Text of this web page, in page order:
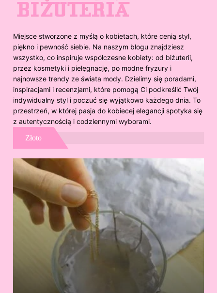
Miejsce stworzone z myślą o kobietach, które cenią styl,
piękno i pewność siebie. Na naszym blogu znajdziesz
wszystko, co inspiruje współczesne kobiety: od biżuterii,
przez kosmetyki i pielęgnację, po modne fryzury i
najnowsze trendy ze świata mody. Dzielimy się poradami,
inspiracjami i recenzjami, które pomogą Ci podkreślić Twój
indywidualny styl i poczuć się wyjątkowo każdego dnia. To
przestrzeń, w której pasja do kobiecej elegancji spotyka się
z autentycznością i codziennymi wyborami.
Złoto